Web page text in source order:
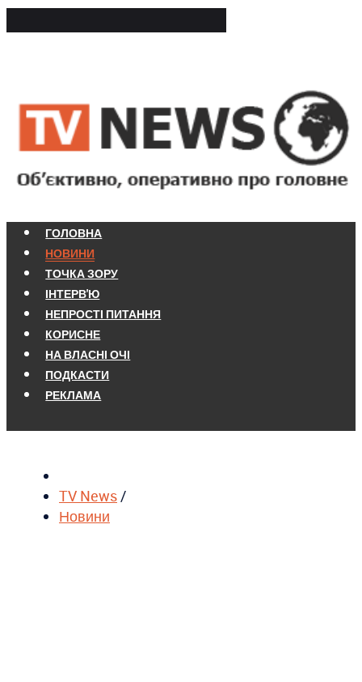
ГОЛОВНА
НОВИНИ
ТОЧКА ЗОРУ
ІНТЕРВ'Ю
НЕПРОСТІ ПИТАННЯ
КОРИСНЕ
НА ВЛАСНІ ОЧІ
ПОДКАСТИ
РЕКЛАМА
TV News/
Новини